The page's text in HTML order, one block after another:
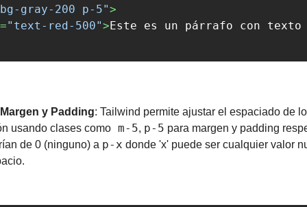
gray-200 p-5">
"text-red-500">Este es un párrafo con
y Padding: Tailwind permite ajustar el espaciado de
usando clases como m-5, p-5 para margen y padding
de 0 (ninguno) a p-x donde 'x' puede ser cualquier valor